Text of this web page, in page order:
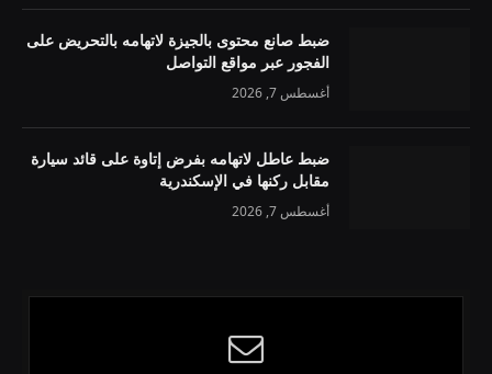
ضبط صانع محتوى بالجيزة لاتهامه بالتحريض على
الفجور عبر مواقع التواصل
أغسطس 7, 2026
ضبط عاطل لاتهامه بفرض إتاوة على قائد سيارة
مقابل ركنها في الإسكندرية
أغسطس 7, 2026